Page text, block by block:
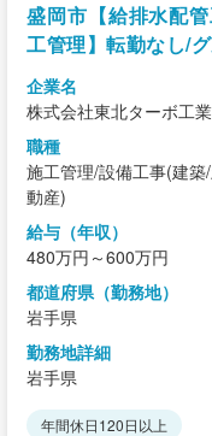
盛岡市【給排水配
工管理】転勤なし/
5社事業拡大中/研修
度有
企業名
株式会社東北ターボ工業
職種
施工管理/設備工事(建築
動産)
給与（年収）
480万円～600万円
都道府県（勤務地）
岩手県
勤務地詳細
岩手県
年間休日120日以上